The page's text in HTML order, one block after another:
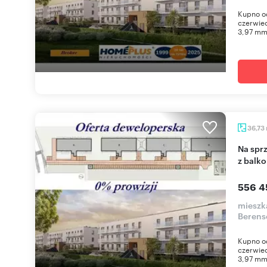
Kupno
3,97
36,73
Na sprzedaż nowoczesne 2-pokojowe mieszkanie
z
556
Kupno
3,97